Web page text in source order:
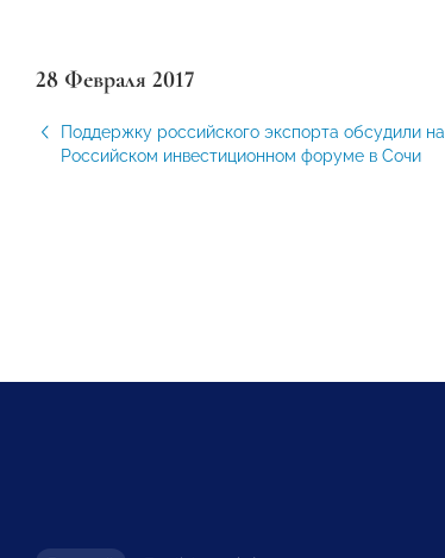
28 Февраля 2017
Поддержку российского экспорта обсудили на
Российском инвестиционном форуме в Сочи